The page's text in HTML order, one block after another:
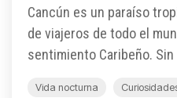
Cancún es un paraíso
de viajeros de todo el
sentimiento Caribeño. Sin
Vida nocturna